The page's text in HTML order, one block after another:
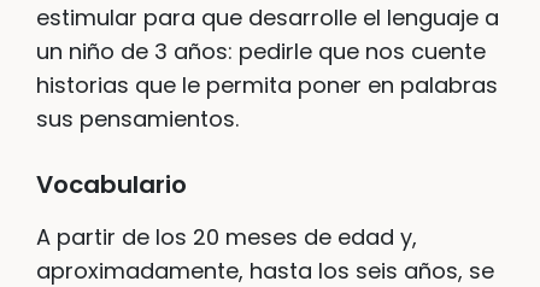
estimular para que desarrolle el lenguaje a
un niño de 3 años: pedirle que nos cuente
historias que le permita poner en palabras
sus pensamientos.
Vocabulario
A partir de los 20 meses de edad y,
aproximadamente, hasta los seis años, se